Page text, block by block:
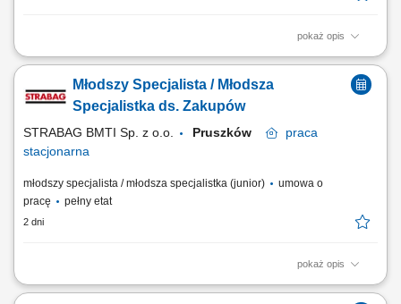
pokaż opis
Opis stanowiska: Obsługa mailowa kontrahentów; Wprowadzanie
WZ/FV.
Młodszy Specjalista / Młodsza
Specjalistka ds. Zakupów
STRABAG BMTI Sp. z o.o. Pruszków
praca
stacjonarna
młodszy specjalista / młodsza specjalistka (junior)
umowa o
pracę
pełny etat
2 dni
pokaż opis
Twoja rola w STRABAG pozyskiwanie nowych dostawców oraz